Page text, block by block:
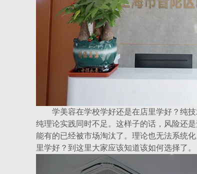
学美容在学校学好还是在店里学好？纯技
纯理论实践同时不足。这样子的话，风险还
能有的已经被市场淘汰了。理论也无法系统
里学好？到这里大家应该知道该如何选择了。